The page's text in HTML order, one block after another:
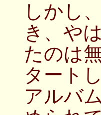
しかし
き、や
たのは
タート
アルバ